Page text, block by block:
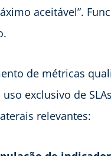
aceitável”.
de métricas
exclusivo de
relevantes: